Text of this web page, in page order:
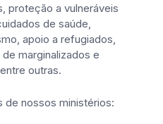
proteção a vulneráveis
de saúde,
apoio a refugiados,
marginalizados e
outras.
de nossos ministérios: